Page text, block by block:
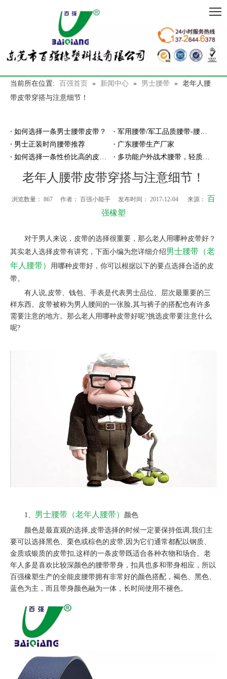
当前所在位置: 百强首页 » 新闻中心 » 男士腰带 » 老年人腰
带皮带穿搭与注意细节！
如何选择一条男士腰带皮带？
军用腰带/军工品质腰带-腰带厂家百强橡塑
男士正装时尚腰带推荐
广东腰带生产厂家
如何选择一条性价比高的皮带腰带？
多功能户外战术腰带，轻质耐磨穿脱超方便
老年人腰带皮带穿搭与注意细节！
浏览数量： 867 作者： 百强小能手 发布时间： 2017-12-04 来源： 百
强橡塑
对于男人来说，皮带的选择很重要，那么老人用哪种皮带好？
其实老人选择皮带有讲究，下面小编为您详细介绍男士腰带（老
年人腰带）
用哪种皮带好，你可以根据以下的要点选择合适的皮
带。
有人说,皮带、钱包、手表是代表男士品位、层次最重要的三
样东西。皮带被称为男人腰间的一张脸,其与裤子的搭配也有许多
需要注意的地方。那么老人用哪种皮带好呢?挑选皮带要注意什么
呢?
1、 男士腰带（老年人腰带）
颜色
颜色是最直观的选择,皮带选择的时候一定要保持低调,我们主
要可以选择黑色、栗色或棕色的皮带,因为它们通常都配以钢质、
金质或银质的皮带扣,这样的一条皮带既适合各种衣物和场合。老
年人多是喜欢比较深颜色的腰带带身，扣具也多和带身相应，所以
百强橡塑生产的全能皮腰带拥有非常好的颜色搭配，褐色、黑色、
蓝色为主，而且带身颜色融为一体，长时间使用不褪色。